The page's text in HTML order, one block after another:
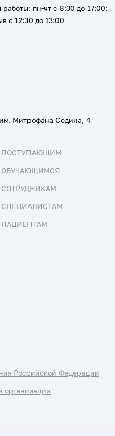
Митрофана Седина, 4
пн-чт с 8:30 до 17:00;
с 12:30 до 13:00
ПОСТУПАЮЩИМ
ОБУЧАЮЩИМСЯ
СОТРУДНИКАМ
СПЕЦИАЛИСТАМ
ПАЦИЕНТАМ
Российской Федерации
организации